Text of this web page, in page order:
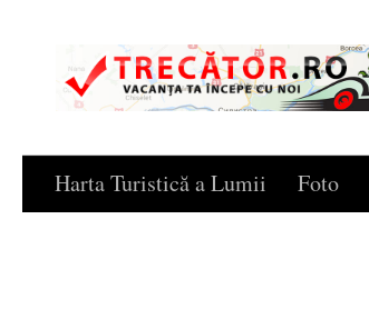
Skip to content
Harta Turistică a Lumii Foto